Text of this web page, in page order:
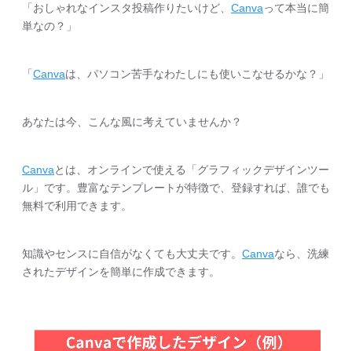
「おしゃれなインスタ投稿作りたいけど、 Canvaって本当に簡
単なの？」
「 Canvaは、パソコン苦手なわたしにも使いこなせるかな？」
あなたは今、こんな風に考えていませんか？
Canvaとは、オンラインで使える「グラフィックデザインツー
ル」です。豊富なテンプレートが特徴で、登録すれば、誰でも
無料で利用できます。
知識やセンスに自信がなくても大丈夫です。 Canvaなら、洗練
されたデザインを簡単に作成できます。